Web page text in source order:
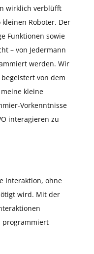
wirklich verblüfft
Roboter. Der
Funktionen sowie
– von Jedermann
werden. Wir
von dem
kleine
Vorkenntnisse
interagieren zu
Interaktion, ohne
wird. Mit der
programmiert